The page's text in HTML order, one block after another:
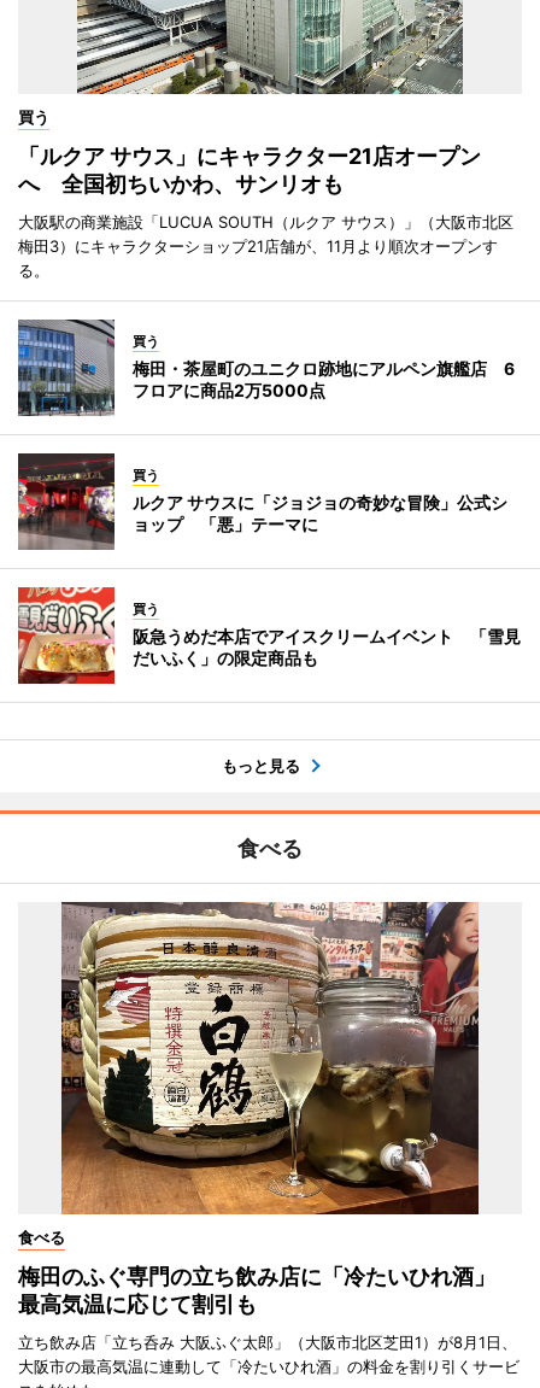
買う
「ルクア サウス」にキャラクター21店オープン
へ 全国初ちいかわ、サンリオも
大阪駅の商業施設「LUCUA SOUTH（ルクア サウス）」（大阪市北区
梅田3）にキャラクターショップ21店舗が、11月より順次オープンす
る。
買う
梅田・茶屋町のユニクロ跡地にアルペン旗艦店 6
フロアに商品2万5000点
買う
ルクア サウスに「ジョジョの奇妙な冒険」公式シ
ョップ 「悪」テーマに
買う
阪急うめだ本店でアイスクリームイベント 「雪見
だいふく」の限定商品も
もっと見る
食べる
食べる
梅田のふぐ専門の立ち飲み店に「冷たいひれ酒」
最高気温に応じて割引も
立ち飲み店「立ち呑み 大阪ふぐ太郎」（大阪市北区芝田1）が8月1日、
大阪市の最高気温に連動して「冷たいひれ酒」の料金を割り引くサービ